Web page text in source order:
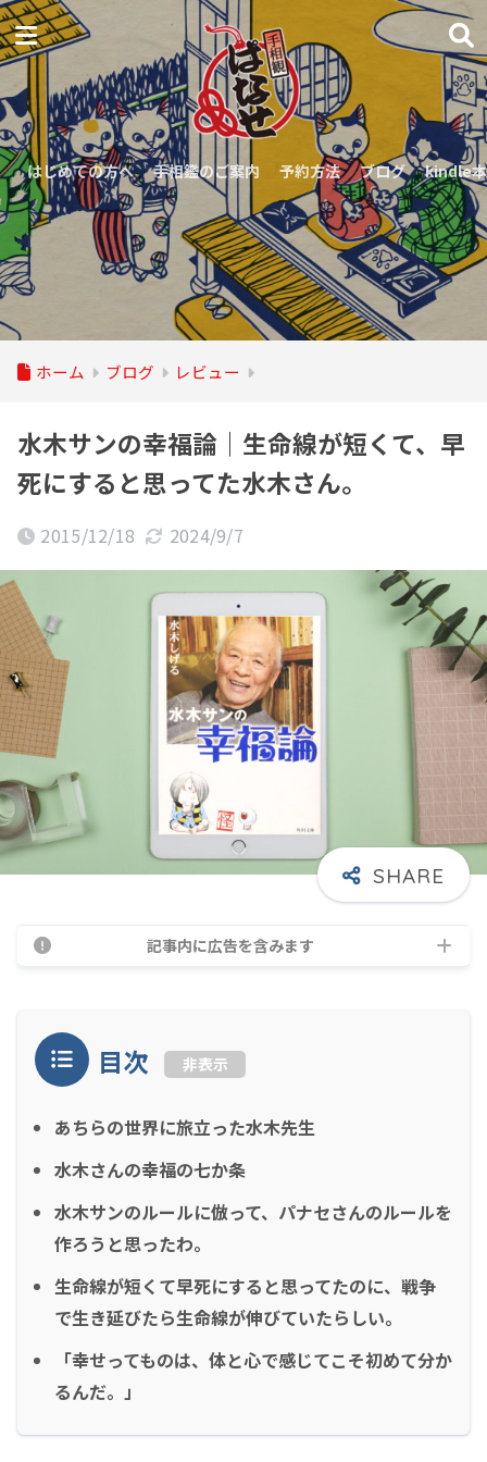
はじめての方へ 手相鑑のご案内 予約方法 ブログ kindle本
ホーム ブログ レビュー
水木サンの幸福論｜生命線が短くて、早
死にすると思ってた水木さん。
2015/12/18 2024/9/7
記事内に広告を含みます
目次 非表示
あちらの世界に旅立った水木先生
水木さんの幸福の七か条
水木サンのルールに倣って、パナセさんのルールを
作ろうと思ったわ。
生命線が短くて早死にすると思ってたのに、戦争
で生き延びたら生命線が伸びていたらしい。
「幸せってものは、体と心で感じてこそ初めて分か
るんだ。」